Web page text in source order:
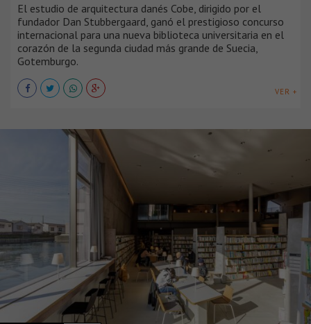
El estudio de arquitectura danés Cobe, dirigido por el
fundador Dan Stubbergaard, ganó el prestigioso concurso
internacional para una nueva biblioteca universitaria en el
corazón de la segunda ciudad más grande de Suecia,
Gotemburgo.
VER +